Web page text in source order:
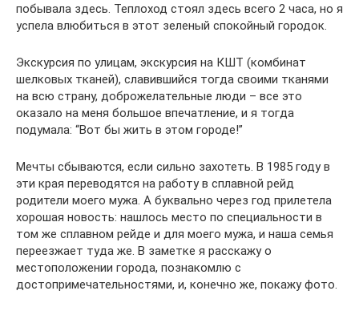
побывала здесь. Теплоход стоял здесь всего 2 часа, но я
успела влюбиться в этот зеленый спокойный городок.
Экскурсия по улицам, экскурсия на КШТ (комбинат
шелковых тканей), славившийся тогда своими тканями
на всю страну, доброжелательные люди – все это
оказало на меня большое впечатление, и я тогда
подумала: “Вот бы жить в этом городе!”
Мечты сбываются, если сильно захотеть. В 1985 году в
эти края переводятся на работу в сплавной рейд
родители моего мужа. А буквально через год прилетела
хорошая новость: нашлось место по специальности в
том же сплавном рейде и для моего мужа, и наша семья
переезжает туда же. В заметке я расскажу о
местоположении города, познакомлю с
достопримечательностями, и, конечно же, покажу фото.